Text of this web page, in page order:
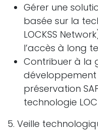
Gérer une
basée sur la
LOCKSS
l’accès à long
Contribuer à la
préservation
technologie
5. Veille